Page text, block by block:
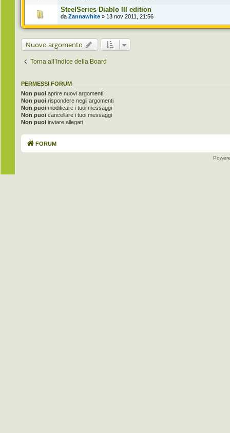
SteelSeries Diablo III edition
da Zannawhite » 13 nov 2011, 21:56
Nuovo argomento
Torna all’Indice della Board
PERMESSI FORUM
Non puoi aprire nuovi argomenti
Non puoi rispondere negli argomenti
Non puoi modificare i tuoi messaggi
Non puoi cancellare i tuoi messaggi
Non puoi inviare allegati
FORUM